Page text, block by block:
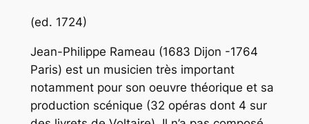
(ed. 1724)
Jean-Philippe Rameau (1683 Dijon -1764
Paris) est un musicien très important
notamment pour son oeuvre théorique et sa
production scénique (32 opéras dont 4 sur